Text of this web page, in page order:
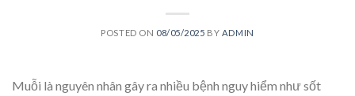
POSTED ON 08/05/2025 BY ADMIN
Muỗi là nguyên nhân gây ra nhiều bệnh nguy hiểm như sốt